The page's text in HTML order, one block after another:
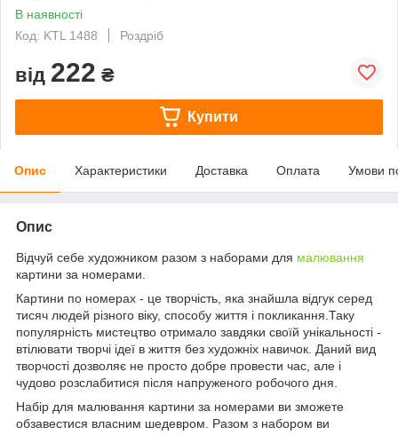
В наявності
Код: KTL 1488
Роздріб
від 222 ₴
Купити
Опис Характеристики Доставка Оплата Умови
Опис
Відчуй себе художником разом з наборами для малювання
картини за номерами.
Картини по номерах - це творчість, яка знайшла відгук серед
тисяч людей різного віку, способу життя і покликання.Таку
популярність мистецтво отримало завдяки своїй унікальності -
втілювати творчі ідеї в життя без художніх навичок. Даний вид
творчості дозволяє не просто добре провести час, але і
чудово розслабитися після напруженого робочого дня.
Набір для малювання картини за номерами ви зможете
обзавестися власним шедевром. Разом з набором ви